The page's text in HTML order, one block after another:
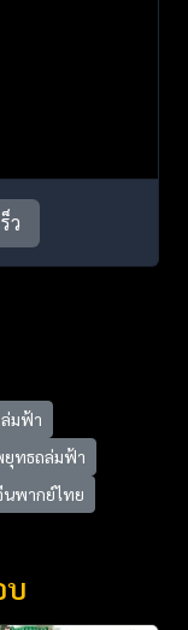
ว
มฟ้า
ยุทธถล่มฟ้า
นพากย์ไทย
บ